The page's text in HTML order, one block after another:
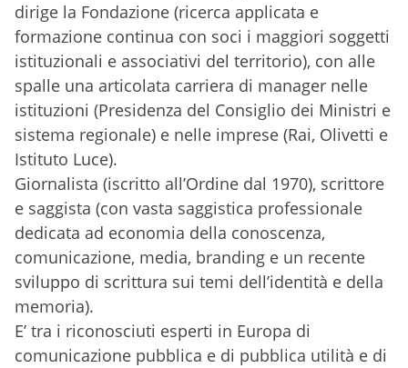
dirige la Fondazione (ricerca applicata e
formazione continua con soci i maggiori soggetti
istituzionali e associativi del territorio), con alle
spalle una articolata carriera di manager nelle
istituzioni (Presidenza del Consiglio dei Ministri e
sistema regionale) e nelle imprese (Rai, Olivetti e
Istituto Luce).
Giornalista (iscritto all’Ordine dal 1970), scrittore
e saggista (con vasta saggistica professionale
dedicata ad economia della conoscenza,
comunicazione, media, branding e un recente
sviluppo di scrittura sui temi dell’identità e della
memoria).
E’ tra i riconosciuti esperti in Europa di
comunicazione pubblica e di pubblica utilità e di